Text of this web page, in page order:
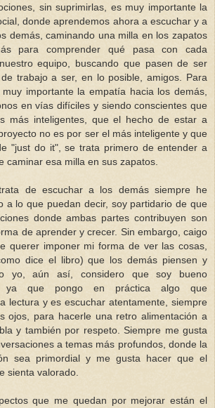
sin suprimirlas, es muy importante la
donde aprendemos ahora a escuchar y a
demás, caminando una milla en los zapatos
para comprender qué pasa con cada
equipo, buscando que pasen de ser
trabajo a ser, en lo posible, amigos. Para
importante la empatía hacia los demás,
en vías difíciles y siendo conscientes que
más inteligentes, que el hecho de estar a
no es por ser el más inteligente y que
"just do it", se trata primero de entender a
caminar esa milla en sus zapatos.
de escuchar a los demás siempre he
a lo que puedan decir, soy partidario de que
donde ambas partes contribuyen son
de aprender y crecer. Sin embargo, caigo
querer imponer mi forma de ver las cosas,
dice el libro) que los demás piensen y
yo, aún así, considero que soy bueno
ya que pongo en práctica algo que
lectura y es escuchar atentamente, siempre
ojos, para hacerle una retro alimentación a
y también por respeto. Siempre me gusta
a temas más profundos, donde la
sea primordial y me gusta hacer que el
sienta valorado.
que me quedan por mejorar están el